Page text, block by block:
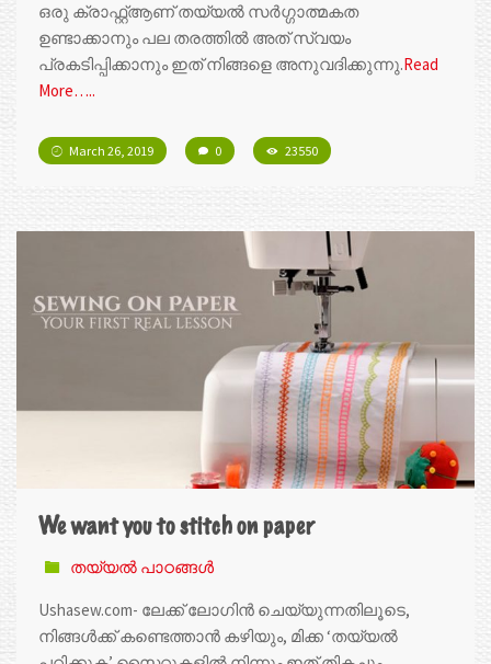
ഒരു ക്രാഫ്റ്റ്ആണ് തയ്യൽ സർഗ്ഗാത്മകത
ഉണ്ടാക്കാനും പല തരത്തിൽ അത് സ്വയം
പ്രകടിപ്പിക്കാനും ഇത് നിങ്ങളെ അനുവദിക്കുന്നു.Read
More…..
March 26, 2019 0 23550
We want you to stitch on paper
തയ്യൽ പാഠങ്ങൾ
Ushasew.com- ലേക്ക് ലോഗിൻ ചെയ്യുന്നതിലൂടെ,
നിങ്ങൾക്ക് കണ്ടെത്താൻ കഴിയും, മിക്ക ‘തയ്യൽ